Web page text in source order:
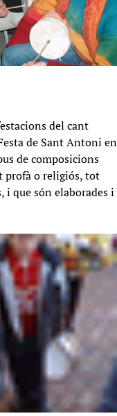
del cant
de Sant Antoni en
de composicions
profà o religiós, tot
que són elaborades i